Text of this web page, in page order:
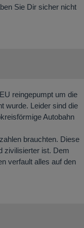
Sie Dir sicher nicht
reingepumpt um die
wurde. Leider sind die
Autobahn
brauchten. Diese
zivilisierter ist. Dem
verfault alles auf den